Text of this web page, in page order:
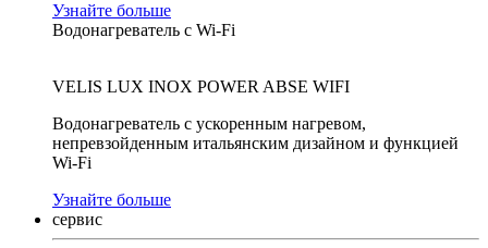
Узнайте больше
Водонагреватель с Wi-Fi
VELIS LUX INOX POWER ABSE WIFI
Водонагреватель с ускоренным нагревом,
непревзойденным итальянским дизайном и функцией
Wi-Fi
Узнайте больше
сервис